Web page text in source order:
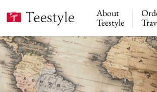
About
Teestyle